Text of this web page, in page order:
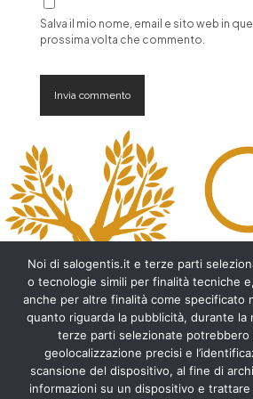
Salva il mio nome, email e sito web in
prossima volta che commento.
A
l
t
e
r
n
a
v
e
:
Archeologia del Salento
Cripte e ambienti rupestri del
Leggende del Salento
Noi di salogentis.it e terze parti
o tecnologie simili per finalità tecniche
anche per altre finalità come specificato
quanto riguarda la pubblicità, durante la
terze parti selezionate potrebbero
geolocalizzazione precisi e
scansione del dispositivo, al fine di
informazioni su un dispositivo e